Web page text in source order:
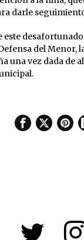
darle
del Menor,
una vez dada de